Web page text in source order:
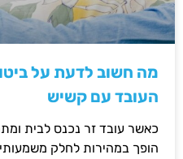
מה חשוב לדעת על
העובד עם קשיש
כאשר עובד זר נכנס לבית
הופך במהירות לחלק